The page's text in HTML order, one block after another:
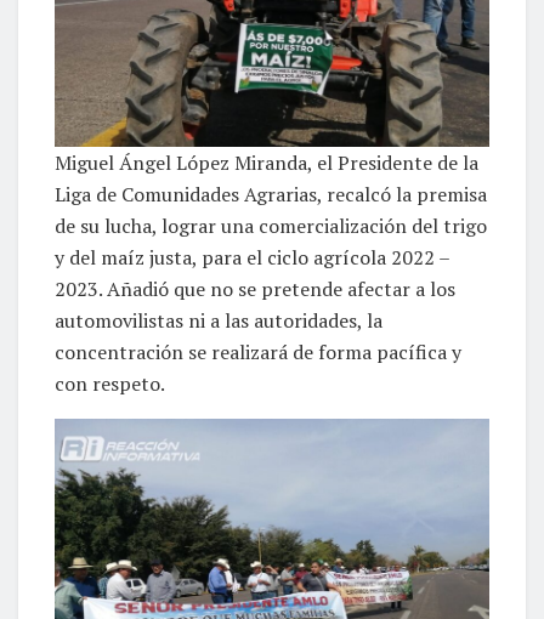
Miguel Ángel López Miranda, el Presidente de la
Liga de Comunidades Agrarias, recalcó la premisa
de su lucha, lograr una comercialización del trigo
y del maíz justa, para el ciclo agrícola 2022 –
2023. Añadió que no se pretende afectar a los
automovilistas ni a las autoridades, la
concentración se realizará de forma pacífica y
con respeto.